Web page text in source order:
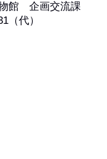
館 企画交流課
（代）